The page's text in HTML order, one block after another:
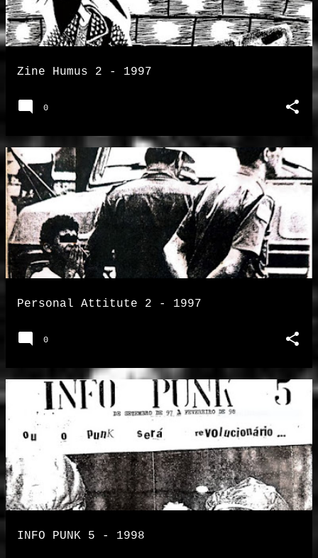
Zine Humus 2 - 1997
0
Personal Attitute 2 - 1997
0
INFO PUNK 5 - 1998